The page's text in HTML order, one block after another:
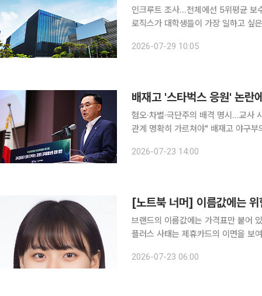
인크루트 조사…전체에선 5위평균 보수,
로직스가 대학생들이 가장 일하고 싶
면 인크루트가 발표한 ‘2026 대학생
2026-07-29 10:05
배재고 '스타벅스 응원' 논란
혐오·차별·극단주의 배격 명시…교사
관계 명확히 가르쳐야" 배재고 야구부의 '스타벅스 응원' 논란으로 학교 민주시민교육의 실효성을
다. 혐오와 차별, 허위정보 대응, 디지
2026-07-23 14:00
[노트북 너머] 이름값에는 위
브랜드의 이름값에는 가격표만 붙어 있
플러스 사태는 제휴카드의 이면을 보
2026-07-23 06:00